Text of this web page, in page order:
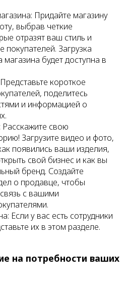
Придайте магазину
выбрав четкие
отразят ваш стиль и
покупателей. Загрузка
будет доступна в
короткое
поделитесь
и информацией о
свою
Загрузите видео и фото,
появились ваши изделия,
свой бизнес и как вы
бренд. Создайте
о продавце, чтобы
с вашими
Если у вас есть сотрудники
их в этом разделе.
на потребности ваших